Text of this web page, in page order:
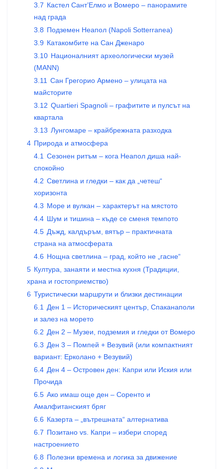
3.7 Кастел Сант’Елмо и Вомеро – панорамите
над града
3.8 Подземен Неапол (Napoli Sotterranea)
3.9 Катакомбите на Сан Дженаро
3.10 Националният археологически музей
(MANN)
3.11
Сан Грегорио Армено – улицата на
майсторите
3.12 Quartieri Spagnoli – графитите и пулсът на
квартала
3.13 Лунгомаре – крайбрежната разходка
4 Природа и атмосфера
4.1
Сезонен ритъм – кога Неапол диша най-
спокойно
4.2 Светлина и гледки – как да „четеш“
хоризонта
4.3 Море и вулкан – характерът на мястото
4.4
Шум и тишина – къде се сменя темпото
4.5 Дъжд, калдъръм, вятър – практичната
страна на атмосферата
4.6 Нощна светлина – град, който не „гасне“
5 Култура, занаяти и местна кухня (Традиции,
храна и гостоприемство)
6 Туристически маршрути и близки дестинации
6.1
Ден 1 – Историческият център, Спаканаполи
и залез на морето
6.2 Ден 2 – Музеи, подземия и гледки от Вомеро
6.3 Ден 3 – Помпей + Везувий (или компактният
вариант: Ерколано + Везувий)
6.4 Ден 4 – Островен ден: Капри или Иския или
Прочида
6.5 Ако имаш още ден – Соренто и
Амалфитанският бряг
6.6 Казерта – „вътрешната“ алтернатива
6.7 Позитано vs. Капри – избери според
настроението
6.8 Полезни времена и логика за движение